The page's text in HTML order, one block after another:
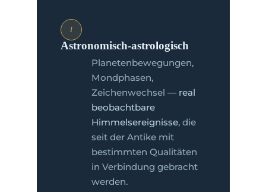
I
Astronomisch-astrologisch
Planetenbewegungen,
Mondphasen,
Zeichenwechsel — real
beobachtbare
Himmelsereignisse, die
seit der Antike mit
bestimmten Qualitäten
in Verbindung gebracht
werden.